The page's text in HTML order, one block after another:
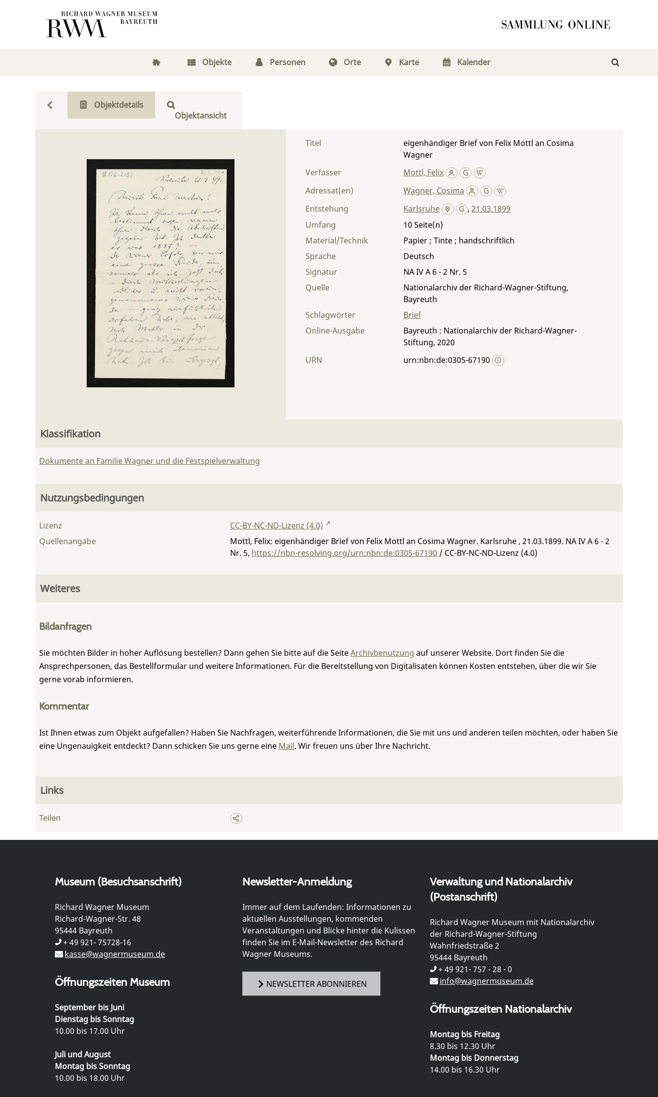
Objekte Personen Orte Karte Kalender
Objektdetails
Objektansicht
Titel
eigenhändiger Brief von Felix Mottl an Cosima
Wagner
Verfasser
Mottl, Felix
Adressat(en)
Wagner, Cosima
Entstehung
Karlsruhe ,21.03.1899
Umfang
10
Material/Technik
Papier ; Tinte ; handschriftlich
Sprache
Deutsch
Signatur
NA IV A 6 - 2 Nr. 5
Quelle
Nationalarchiv der Richard-Wagner-Stiftung,
Bayreuth
Schlagwörter
Brief
Online-Ausgabe
Bayreuth : Nationalarchiv der Richard-Wagner-
Stiftung, 2020
URN
urn:nbn:de:0305-67190
Klassifikation
Dokumente an Familie Wagner und die Festspielverwaltung
Nutzungsbedingungen
Lizenz
CC-BY-NC-ND-Lizenz (4.0)
Quellenangabe
Mottl, Felix: eigenhändiger Brief von Felix Mottl an Cosima Wagner. Karlsruhe , 21.03.1899. NA IV A 6 - 2
Nr. 5, https://nbn-resolving.org/urn:nbn:de:0305-67190 / CC-BY-NC-ND-Lizenz (4.0)
Weiteres
Bildanfragen
Sie möchten Bilder in hoher Auflösung bestellen? Dann gehen Sie bitte auf die SeiteArchivbenutzung auf unserer Website. Dort finden Sie die
Ansprechpersonen, das Bestellformular und weitere Informationen. Für die Bereitstellung von Digitalisaten können Kosten entstehen, über die wir Sie
gerne vorab informieren.
Kommentar
Ist Ihnen etwas zum Objekt aufgefallen? Haben Sie Nachfragen, weiterführende Informationen, die Sie mit uns und anderen teilen möchten, oder haben Sie
eine Ungenauigkeit entdeckt? Dann schicken Sie uns gerne eine Mail. Wir freuen uns über Ihre Nachricht.
Links
Teilen
Museum (Besuchsanschrift)
Richard Wagner Museum
Richard-Wagner-Str. 48
95444 Bayreuth
+ 49 921- 75728-16
kasse@wagnermuseum.de
Öffnungszeiten Museum
September bis Juni
Dienstag bis Sonntag
10.00 bis 17.00 Uhr
Juli und August
Montag bis Sonntag
10.00 bis 18.00 Uhr
Newsletter-Anmeldung
Immer auf dem Laufenden: Informationen zu
aktuellen Ausstellungen, kommenden
Veranstaltungen und Blicke hinter die Kulissen
finden Sie im E-Mail-Newsletter des Richard
Wagner Museums.
NEWSLETTER ABONNIEREN
Verwaltung und Nationalarchiv
(Postanschrift)
Richard Wagner Museum mit Nationalarchiv
der Richard-Wagner-Stiftung
Wahnfriedstraße 2
95444 Bayreuth
+ 49 921- 757 - 28 - 0
info@wagnermuseum.de
Öffnungszeiten Nationalarchiv
Montag bis Freitag
8.30 bis 12.30 Uhr
Montag bis Donnerstag
14.00 bis 16.30 Uhr